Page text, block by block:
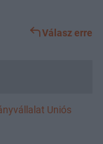
Válasz erre
Uniós